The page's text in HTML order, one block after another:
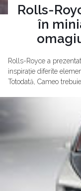
Rolls-
în
Rolls-Royce a
inspirație diferite
Totodată, Cameo